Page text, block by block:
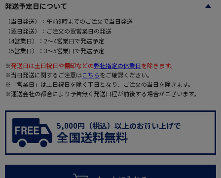
発送予定日について
（当日発送）：午前9時までのご注文で当日発送
（翌日発送）：ご注文の翌営業日の発送
（4営業日）：2～4営業日で発送予定
（5営業日）：3～5営業日で発送予定
※発送日は土日祝日や棚卸などの弊社指定の休業日を除きます。
※当日発送に関するご注意はこちらをご確認ください。
※「営業日」は土日祝日を除く平日となり、ご注文の当日を除きます。
※運送会社の都合により予告無く発送日程が前後する場合がございます。
5,000円（税込）以上のお買い上げで
全国送料無料